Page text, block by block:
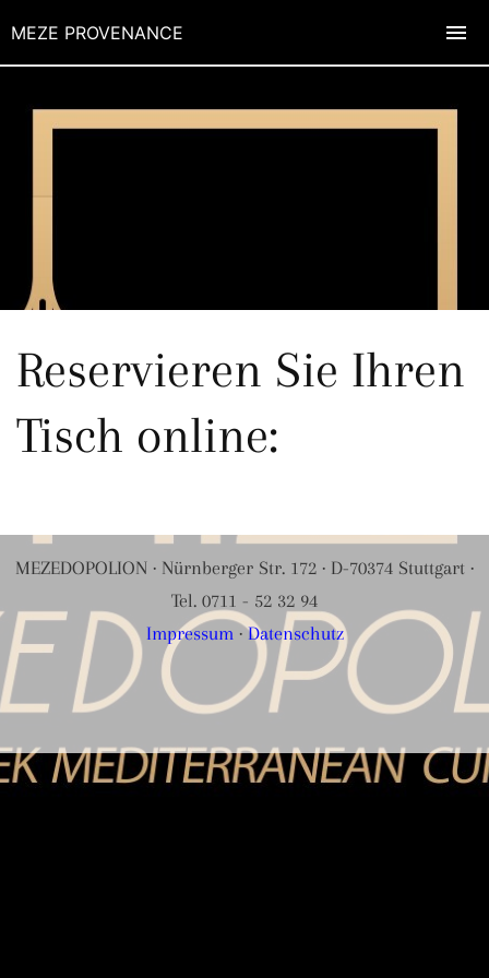
Reservieren Sie Ihren
Tisch online:
MEZEDOPOLION · Nürnberger Str. 172 · D-70374 Stuttgart ·
Tel. 0711 - 52 32 94
Impressum·Datenschutz
MEZE PROVENANCE